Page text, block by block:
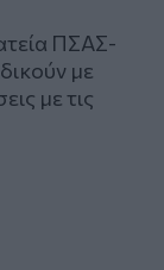
ΠΣΑΣ-
με
με τις